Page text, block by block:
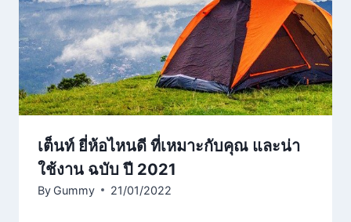
เต็นท์ ยี่ห้อไหนดี ที่เหมาะกับคุณ และน่า
ใช้งาน ฉบับ ปี 2021
By Gummy 21/01/2022